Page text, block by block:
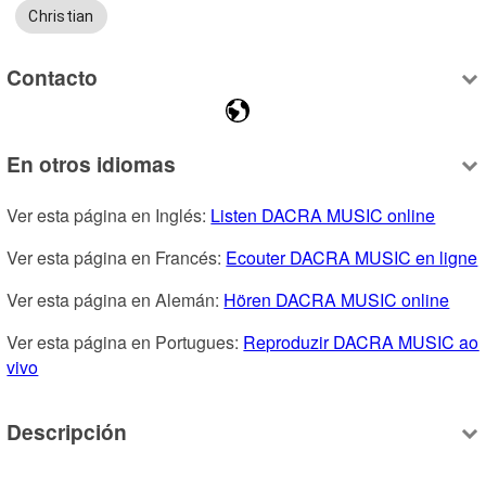
Christian
Contacto
En otros idiomas
Ver esta página en Inglés: Listen DACRA MUSIC online
Ver esta página en Francés: Ecouter DACRA MUSIC en ligne
Ver esta página en Alemán: Hören DACRA MUSIC online
Ver esta página en Portugues: Reproduzir DACRA MUSIC ao
vivo
Descripción